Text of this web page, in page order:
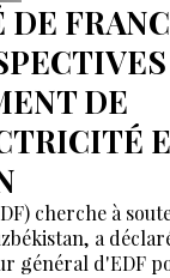
DE
cherche à
a
général d'EDF